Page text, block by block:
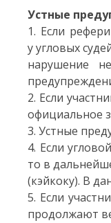
Устные
1. Если
у угловых
нарушение
2. Если
официальное
3. Устные
4. Если
то в
(кэйкоку). В
5. Если
продолжают